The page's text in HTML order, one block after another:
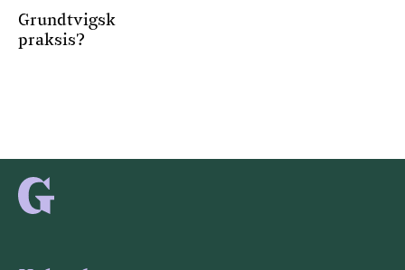
Grundtvigsk
praksis?